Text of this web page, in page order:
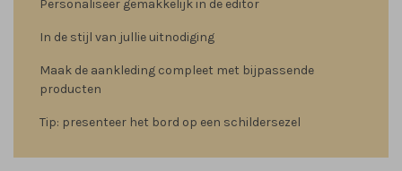
Personaliseer gemakkelijk in de editor
In de stijl van jullie uitnodiging
Maak de aankleding compleet met bijpassende
producten
Tip: presenteer het bord op een schildersezel